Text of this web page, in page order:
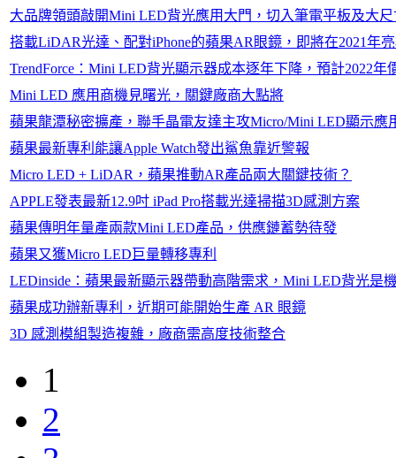
大品牌領頭敲開Mini LED背光應用大門，切入筆電平板及大
搭載LiDAR光達、配對iPhone的蘋果AR眼鏡，即將在2021年
TrendForce：Mini LED背光顯示器成本逐年下降，預計2022年
Mini LED 應用商機見曙光，關鍵廠商大點將
蘋果龍潭秘密擴產，聯手晶電友達主攻Micro/Mini LED顯示應
蘋果最新專利能讓Apple Watch發出鯊魚靠近警報
Micro LED + LiDAR，蘋果推動AR產品兩大關鍵技術？
APPLE發表最新12.9吋 iPad Pro搭載光達掃描3D感測方案
蘋果傳明年量產兩款Mini LED產品，供應鏈蓄勢待發
蘋果又獲Micro LED巨量轉移專利
LEDinside：蘋果最新顯示器帶動高階需求，Mini LED背光是
蘋果成功辦新專利，近期可能開始生產 AR 眼鏡
3D 感測模組製造複雜，廠商需高度技術整合
1
2